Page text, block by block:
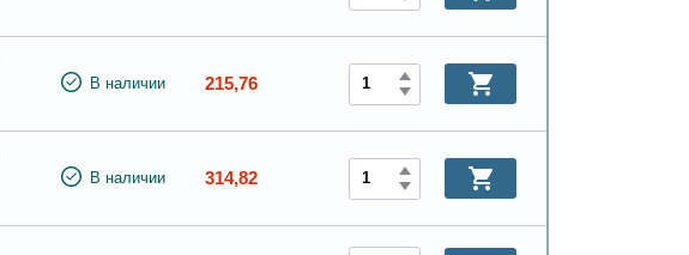
В наличии 215,76
В наличии 314,82